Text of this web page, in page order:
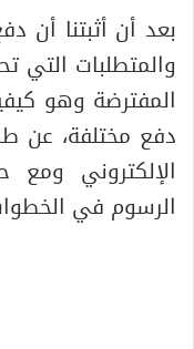
بعد أن أثبتنا
والمتطلبات التي
المفترضة وهو
دفع مختلفة، عن
الإلكتروني
الرسوم في